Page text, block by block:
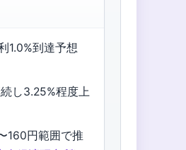
1.0%到達予想
し3.25%程度上
160円範囲で推